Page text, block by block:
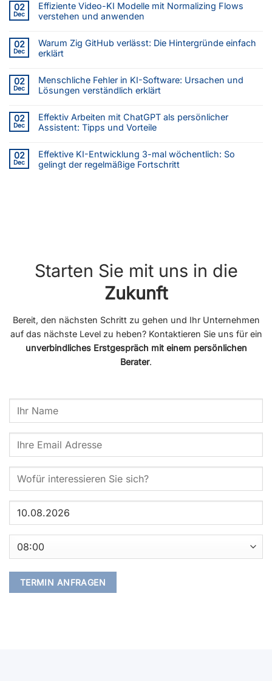
02
Dec
Effiziente Video-KI Modelle mit Normalizing Flows
verstehen und anwenden
02
Dec
Warum Zig GitHub verlässt: Die Hintergründe einfach
erklärt
02
Dec
Menschliche Fehler in KI-Software: Ursachen und
Lösungen verständlich erklärt
02
Dec
Effektiv Arbeiten mit ChatGPT als persönlicher
Assistent: Tipps und Vorteile
02
Dec
Effektive KI-Entwicklung 3-mal wöchentlich: So
gelingt der regelmäßige Fortschritt
Starten Sie mit uns in die
Zukunft
Bereit, den nächsten Schritt zu gehen und Ihr Unternehmen
auf das nächste Level zu heben? Kontaktieren Sie uns für ein
unverbindliches Erstgespräch mit einem persönlichen
Berater.